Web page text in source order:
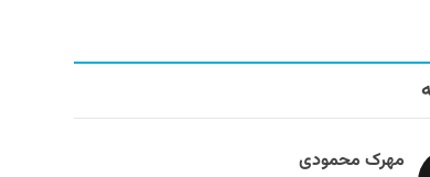
مهرک محمودی